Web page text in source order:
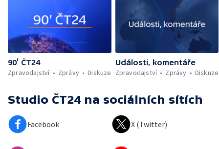
90’ ČT24
Zpravodajství
Zprávy Diskuze
Události, komentáře
Zpravodajství
Zprávy Diskuze
Studio ČT24 na sociálních sítích
Facebook X (Twitter)